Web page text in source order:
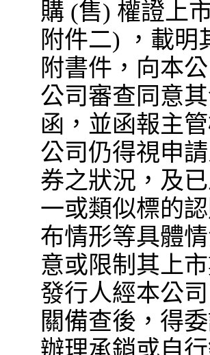
購 (售) 權證上
附件二) ，載明
附書件，向本
公司審查同意
函，並函報主
公司仍得視申
券之狀況，及
一或類似標的
布情形等具體
意或限制其上
發行人經本公
關備查後，得